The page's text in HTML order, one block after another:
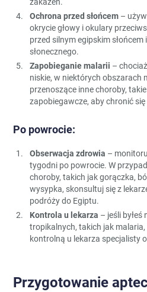
Ochrona przed słońcem –
okrycie głowy i okulary
przed silnym egipskim słońcem
słonecznego.
Zapobieganie malarii –
niskie, w niektórych obszarach
przenoszące inne choroby,
zapobiegawcze, aby chronić
Po powrocie:
Obserwacja zdrowia –
tygodni po powrocie. W
choroby, takich jak gorączka,
wysypka, skonsultuj się z
podróży do Egiptu.
Kontrola u lekarza – jeśli
tropikalnych, takich jak
kontrolną u lekarza specjalisty
Przygotowanie